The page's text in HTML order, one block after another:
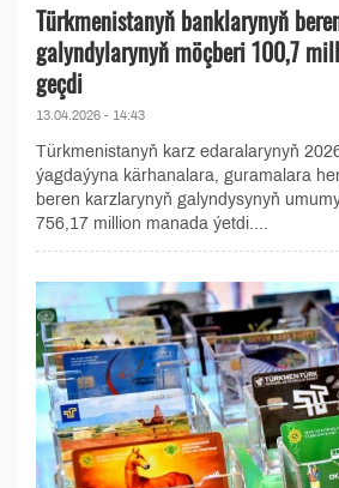
Türkmenistanyň banklarynyň
galyndylarynyň möçberi 100,7
geçdi
13.04.2026 - 14:43
Türkmenistanyň karz edaralarynyň
ýagdaýyna kärhanalara, guramalara
beren karzlarynyň galyndysynyň
756,17 million manada ýetdi....